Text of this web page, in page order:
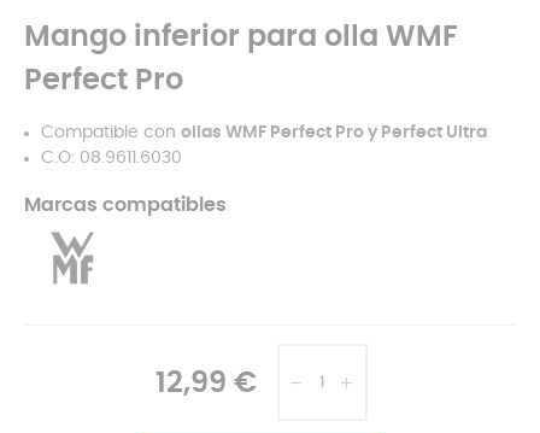
Mango inferior para olla WMF
Perfect Pro
Compatible con ollas WMF Perfect Pro y Perfect Ultra
C.O: 08.9611.6030
Marcas compatibles
12,99 €